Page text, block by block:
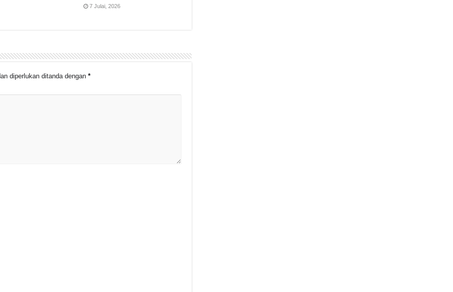
7 Julai, 2026
diperlukan ditanda dengan *